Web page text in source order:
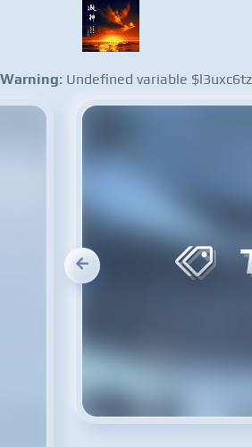
Warning: Undefined variable